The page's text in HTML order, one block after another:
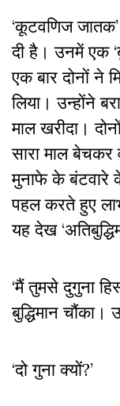
‘कूटवणिज जातक’
दी है। उनमें एक
एक बार दोनों ने
लिया। उन्होंने
माल खरीदा।
सारा माल
मुनाफे के बंटवारे के
पहल करते हुए
यह देख
‘मैं तुमसे दुगुना
बुद्धिमान
‘दो गुना क्यों?’